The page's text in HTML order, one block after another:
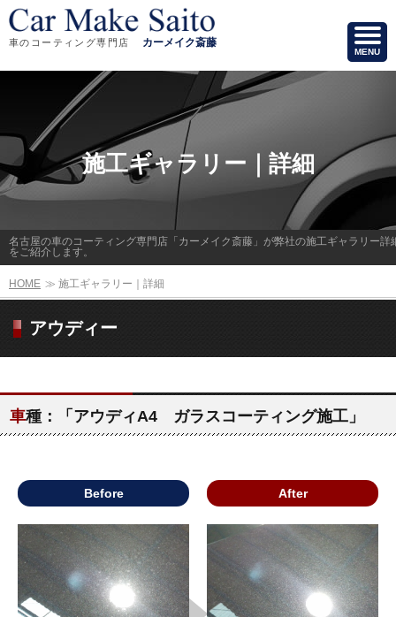
車のコーティング専門店 カーメイク斎藤
MENU
名古屋の車のコーティング専門店「カーメイク斎藤」が弊社の施工ギャラリー詳
をご紹介します。
施工ギャラリー｜詳細
HOME ≫ 施工ギャラリー｜詳細
アウディー
車種：「アウディA4 ガラスコーティング施工」
Before After